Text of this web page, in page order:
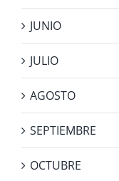
JUNIO
JULIO
AGOSTO
SEPTIEMBRE
OCTUBRE